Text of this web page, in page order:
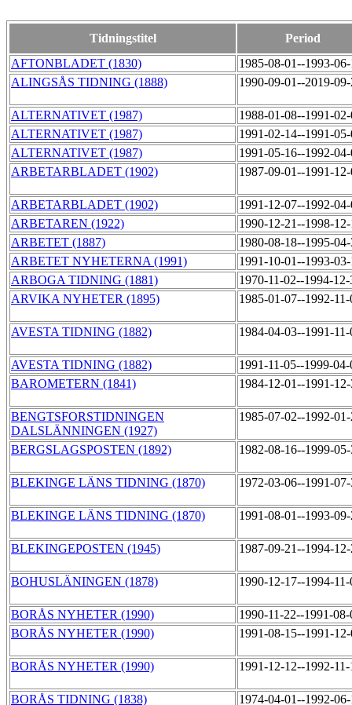
Tidningstitel
Period
AFTONBLADET (1830)
1985-08-01--1993-
ALINGSÅS TIDNING (1888)
1990-09-01--2019-
ALTERNATIVET (1987)
1988-01-08--1991-
ALTERNATIVET (1987)
1991-02-14--1991-
ALTERNATIVET (1987)
1991-05-16--1992-
ARBETARBLADET (1902)
1987-09-01--1991-
ARBETARBLADET (1902)
1991-12-07--1992-
ARBETAREN (1922)
1990-12-21--1998-
ARBETET (1887)
1980-08-18--1995-
ARBETET NYHETERNA (1991)
1991-10-01--1993-
ARBOGA TIDNING (1881)
1970-11-02--1994-
ARVIKA NYHETER (1895)
1985-01-07--1992-
AVESTA TIDNING (1882) 1984-04-03--1991-
AVESTA TIDNING (1882)
1991-11-05--1999-
BAROMETERN (1841)
1984-12-01--1991-
BENGTSFORSTIDNINGEN
DALSLÄNNINGEN (1927)
1985-07-02--1992-
BERGSLAGSPOSTEN (1892) 1982-08-16--1999-
BLEKINGE LÄNS TIDNING (1870) 1972-03-06--1991-
BLEKINGE LÄNS TIDNING (1870) 1991-08-01--1993-
BLEKINGEPOSTEN (1945) 1987-09-21--1994-
BOHUSLÄNINGEN (1878) 1990-12-17--1994-
BORÅS NYHETER (1990)
1990-11-22--1991-
BORÅS NYHETER (1990)
1991-08-15--1991-
BORÅS NYHETER (1990) 1991-12-12--1992-
BORÅS TIDNING (1838) 1974-04-01--1992-